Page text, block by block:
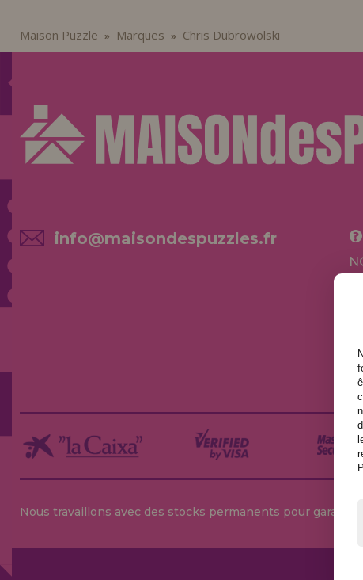
Maison Puzzle » Marques » Chris Dubrowolski
info@maisondespuzzles.fr
Nous travaillons avec des stocks permanents pour garantir